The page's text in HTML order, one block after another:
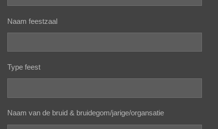
Naam feestzaal
Type feest
Naam van de bruid & bruidegom/jarige/organsatie